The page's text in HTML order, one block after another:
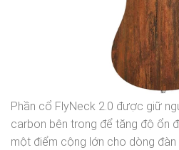
Phần cổ FlyNeck 2.0 được giữ
carbon bên trong để tăng độ ổn
một điểm cộng lớn cho dòng đàn